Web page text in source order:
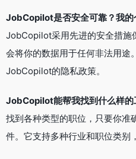
JobCopilot是否安全可靠？我的
JobCopilot采用先进的安全措施
会将你的数据用于任何非法用途
JobCopilot的隐私政策。
JobCopilot能帮我找到什么样的
找到各种类型的职位，只要你准
件。它支持多种行业和职位类别